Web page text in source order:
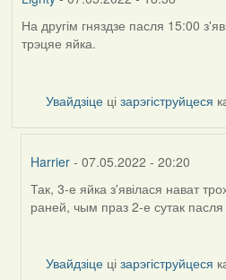
На другім гняздзе пасля 15:00
трэцяе яйка.
Увайдзіце цізарэгіструйцеся
Harrier - 07.05.2022 - 20:20
In
reply
Lighty
Так, 3-е яйка з'явілася нават
раней, чым праз 2-е сутак пасля
Увайдзіце цізарэгіструйцеся